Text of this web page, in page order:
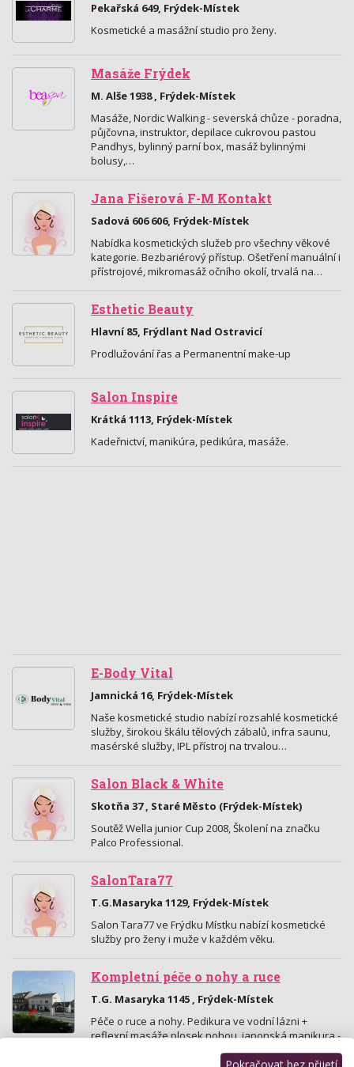
Pekařská 649, Frýdek-Místek
Kosmetické a masážní studio pro ženy.
Masáže Frýdek
M. Alše 1938 , Frýdek-Místek
Masáže, Nordic Walking - severská chůze - poradna,
půjčovna, instruktor, depilace cukrovou pastou
Pandhys, bylinný parní box, masáž bylinnými
bolusy,…
Jana Fišerová F-M Kontakt
Sadová 606 606, Frýdek-Místek
Nabídka kosmetických služeb pro všechny věkové
kategorie. Bezbariérový přístup. Ošetření manuální i
přístrojové, mikromasáž očního okolí, trvalá na…
Esthetic Beauty
Hlavní 85, Frýdlant Nad Ostravicí
Prodlužování řas a Permanentní make-up
Salon Inspire
Krátká 1113, Frýdek-Místek
Kadeřnictví, manikúra, pedikúra, masáže.
E-Body Vital
Jamnická 16, Frýdek-Místek
Naše kosmetické studio nabízí rozsahlé kosmetické
služby, širokou škálu tělových zábalů, infra saunu,
masérské služby, IPL přístroj na trvalou…
Salon Black & White
Skotňa 37 , Staré Město (Frýdek-Místek)
Soutěž Wella junior Cup 2008, Školení na značku
Palco Professional.
SalonTara77
T.G.Masaryka 1129, Frýdek-Místek
Salon Tara77 ve Frýdku Místku nabízí kosmetické
služby pro ženy i muže v každém věku.
Kompletní péče o nohy a ruce
T.G. Masaryka 1145 , Frýdek-Místek
Péče o ruce a nohy. Pedikura ve vodní lázni +
reflexní masáže plosek nohou, japonská manikura -
P-shine, nehtová modeláž gelem, depilace voskem,